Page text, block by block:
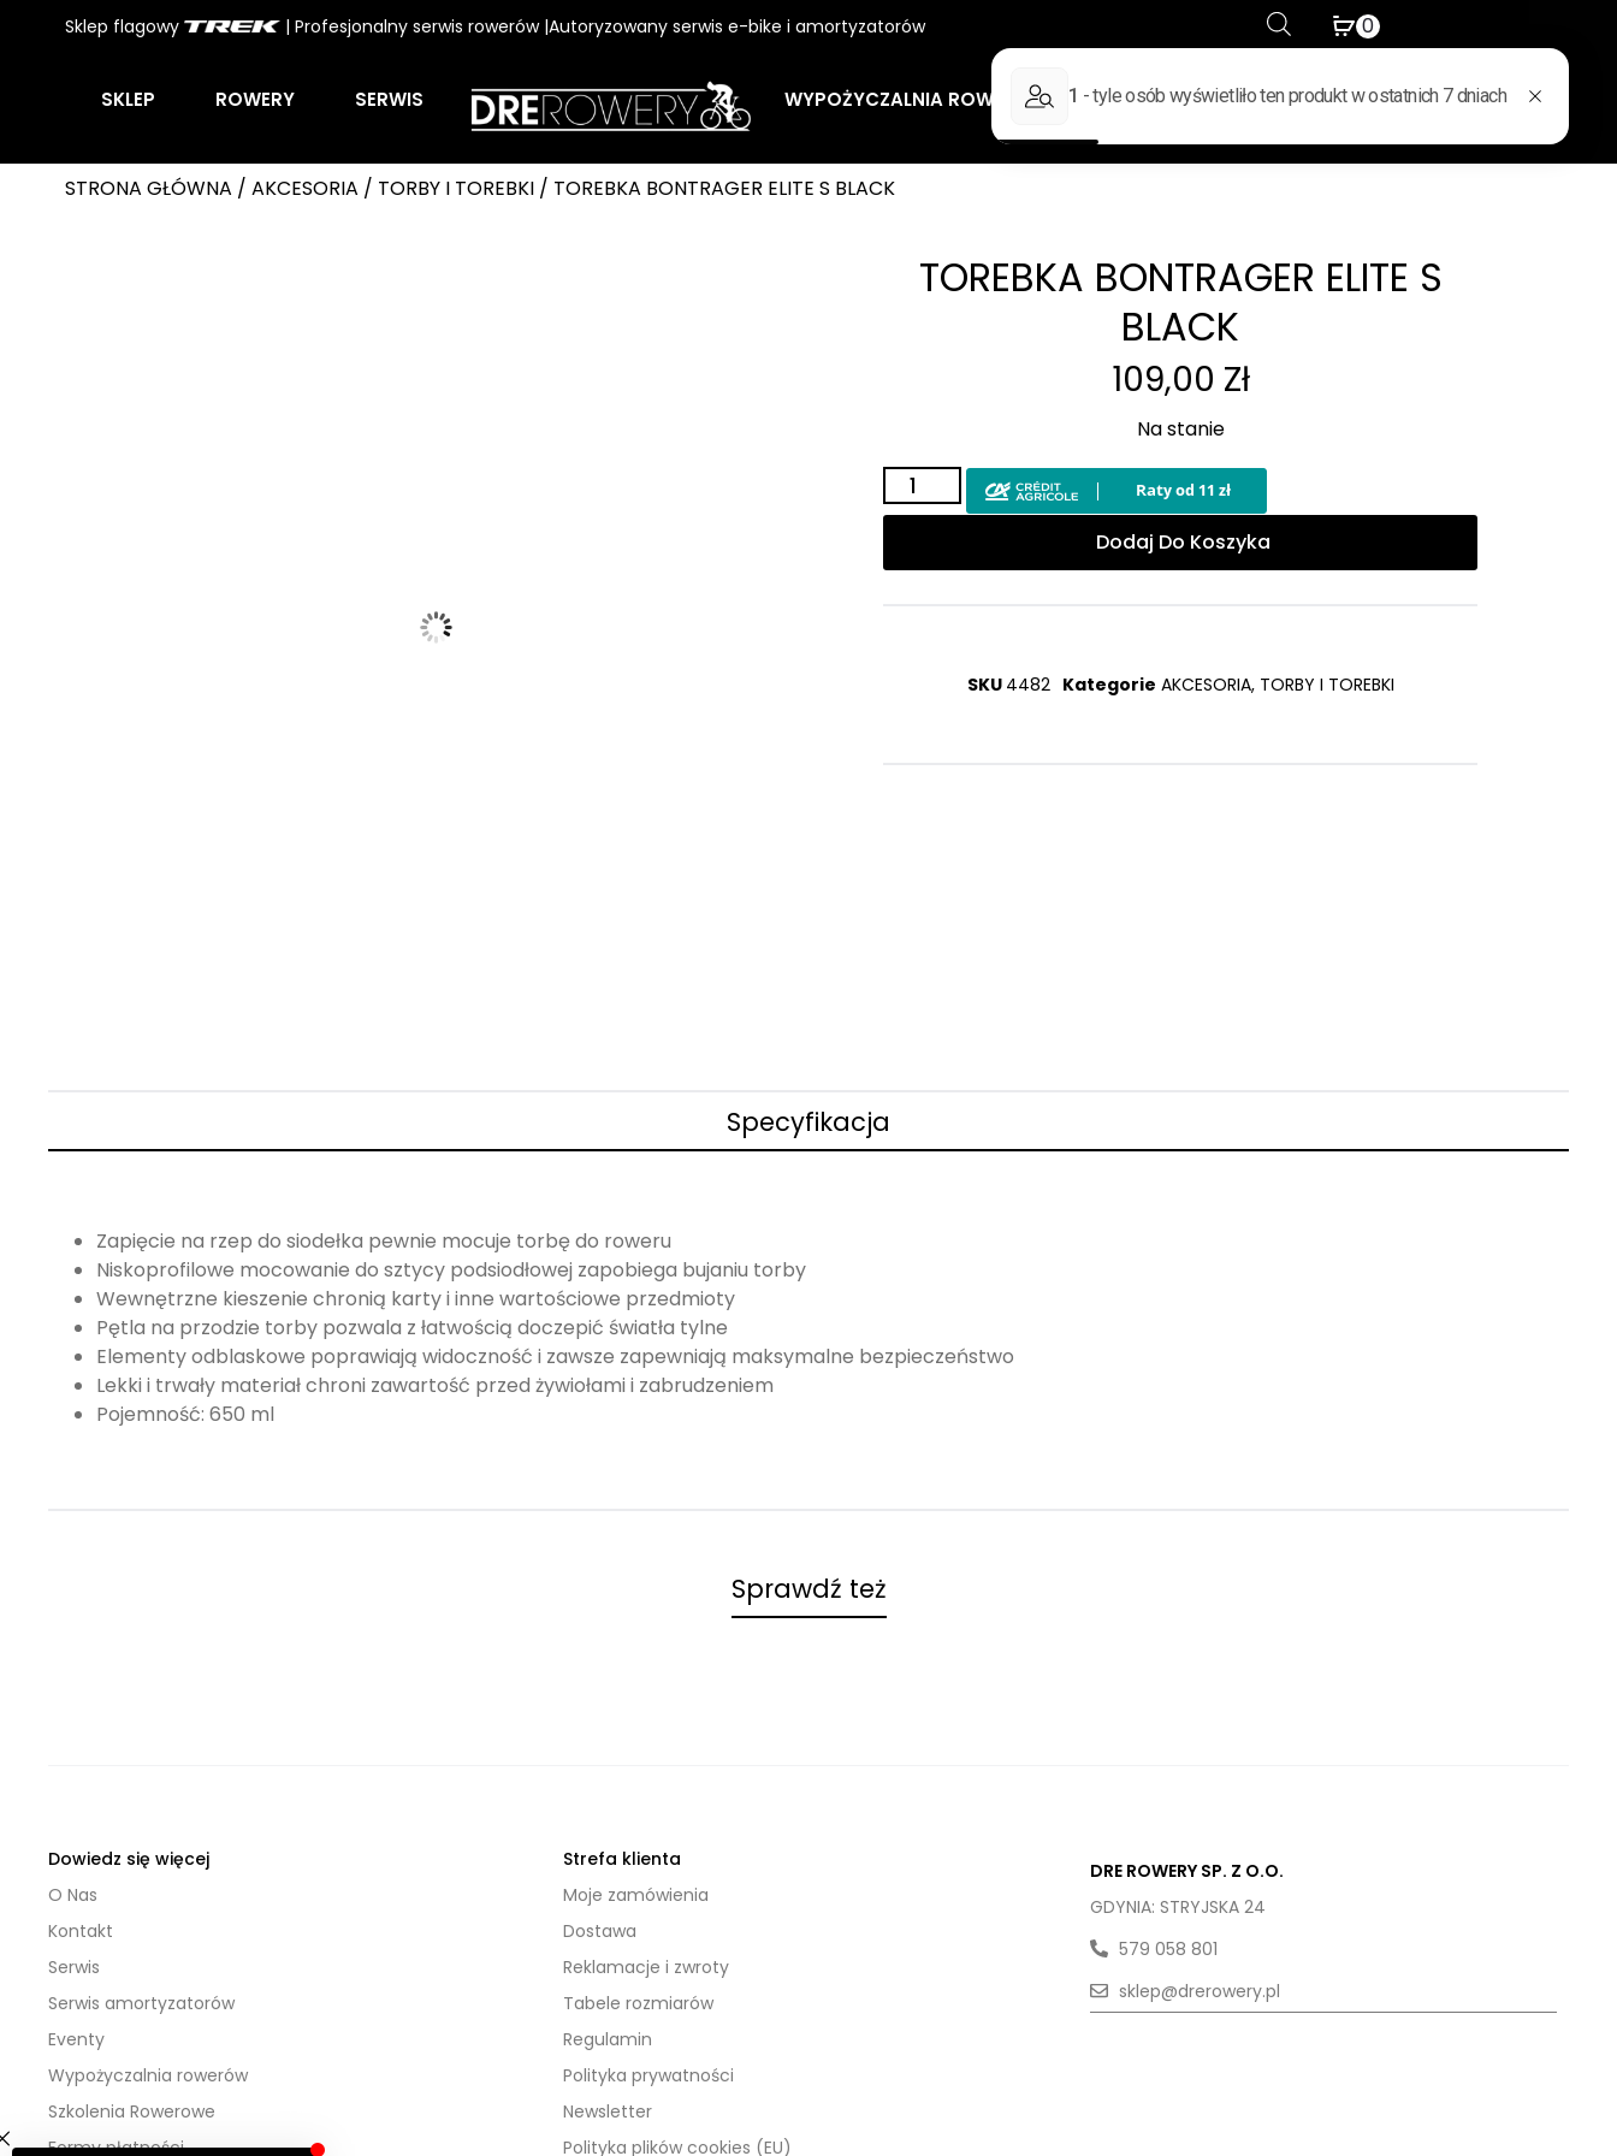
Sklep flagowy | Profesjonalny serwis rowerów |Autoryzowany serwis e-bike i amortyzatorów 0
SKLEP ROWERY SERWIS WYPOŻYCZALNIA ROWERÓW WYPRZEDAŻ KONTAKT
STRONA GŁÓWNA / AKCESORIA / TORBY I TOREBKI/ TOREBKA BONTRAGER ELITE S BLACK
TOREBKA BONTRAGER ELITE S
BLACK
109,00 Zł
Na stanie
Dodaj Do Koszyka
SKU 4482 Kategorie AKCESORIA, TORBY I TOREBKI
Specyfikacja
Zapięcie na rzep do siodełka pewnie mocuje torbę do roweru
Niskoprofilowe mocowanie do sztycy podsiodłowej zapobiega bujaniu torby
Wewnętrzne kieszenie chronią karty i inne wartościowe przedmioty
Pętla na przodzie torby pozwala z łatwością doczepić światła tylne
Elementy odblaskowe poprawiają widoczność i zawsze zapewniają maksymalne bezpieczeństwo
Lekki i trwały materiał chroni zawartość przed żywiołami i zabrudzeniem
Pojemność: 650 ml
Sprawdź też
Dowiedz się więcej
O Nas
Kontakt
Serwis
Serwis amortyzatorów
Eventy
Wypożyczalnia rowerów
Szkolenia Rowerowe
Formy płatności
Strefa klienta
Moje zamówienia
Dostawa
Reklamacje i zwroty
Tabele rozmiarów
Regulamin
Polityka prywatności
Newsletter
Polityka plików cookies (EU)
DRE ROWERY SP. Z O.O.
GDYNIA: STRYJSKA 24
579 058 801
sklep@drerowery.pl